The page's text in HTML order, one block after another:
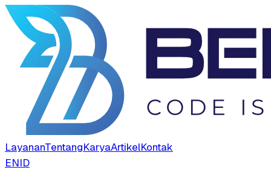
LayananTentangKaryaArtikelKontak
ENID